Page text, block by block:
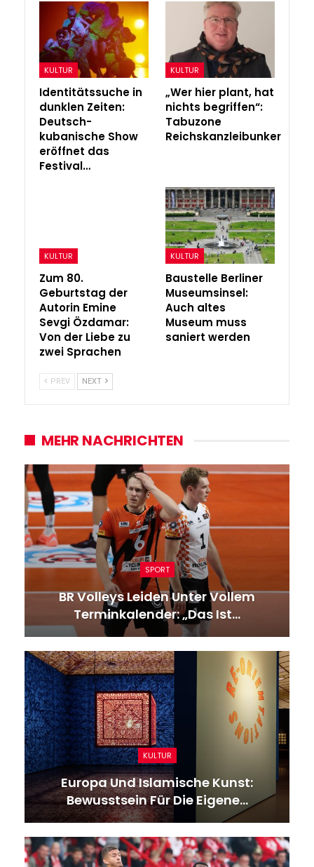
KULTUR
Identitätssuche in
dunklen Zeiten:
Deutsch-
kubanische Show
eröffnet das
Festival…
KULTUR
„Wer hier plant, hat
nichts begriffen“:
Tabuzone
Reichskanzleibunker
KULTUR
Zum 80.
Geburtstag der
Autorin Emine
Sevgi Özdamar:
Von der Liebe zu
zwei Sprachen
KULTUR
Baustelle Berliner
Museumsinsel:
Auch altes
Museum muss
saniert werden
PREV NEXT
MEHR NACHRICHTEN
SPORT
BR Volleys Leiden Unter Vollem
Terminkalender: „Das Ist…
KULTUR
Europa Und Islamische Kunst:
Bewusstsein Für Die Eigene…